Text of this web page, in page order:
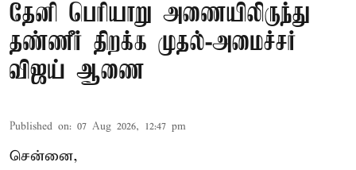
தேனி பெரியாறு அணையிலிருந்து
தண்ணீர் திறக்க முதல்-அமைச்சர்
விஜய் ஆணை
Published on: 07 Aug 2026, 12:47 pm
சென்னை,